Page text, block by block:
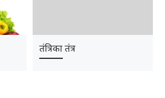
तंत्रिका तंत्र